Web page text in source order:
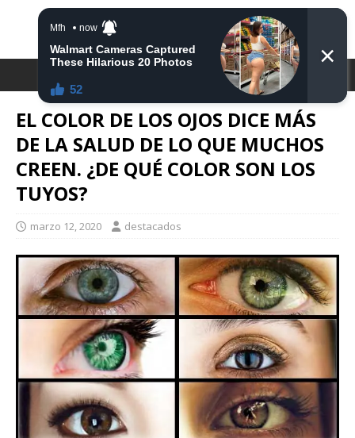
DESTACA2
EL COLOR DE LOS OJOS DICE MÁS
DE LA SALUD DE LO QUE MUCHOS
CREEN. ¿DE QUÉ COLOR SON LOS
TUYOS?
marzo 12, 2020 destacados